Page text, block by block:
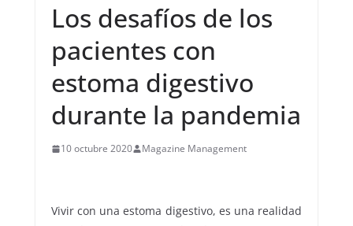
Los desafíos de los
pacientes con
estoma digestivo
durante la pandemia
10 octubre 2020 Magazine Management
Vivir con una estoma digestivo, es una realidad